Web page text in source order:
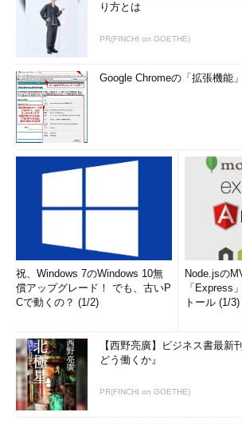
り方とは
PR(FINCHI on GOETHE)
Google Chromeの「拡張機能
祝、Windows 7のWindows 10無
償アップグレード！ でも、古いP
Cで動くの？ (1/2)
Node.jsの
「Express
トール (1/3)
【西野亮廣】ビジネス書最
どう働くか』
PR(FINCHI on GOETHE)